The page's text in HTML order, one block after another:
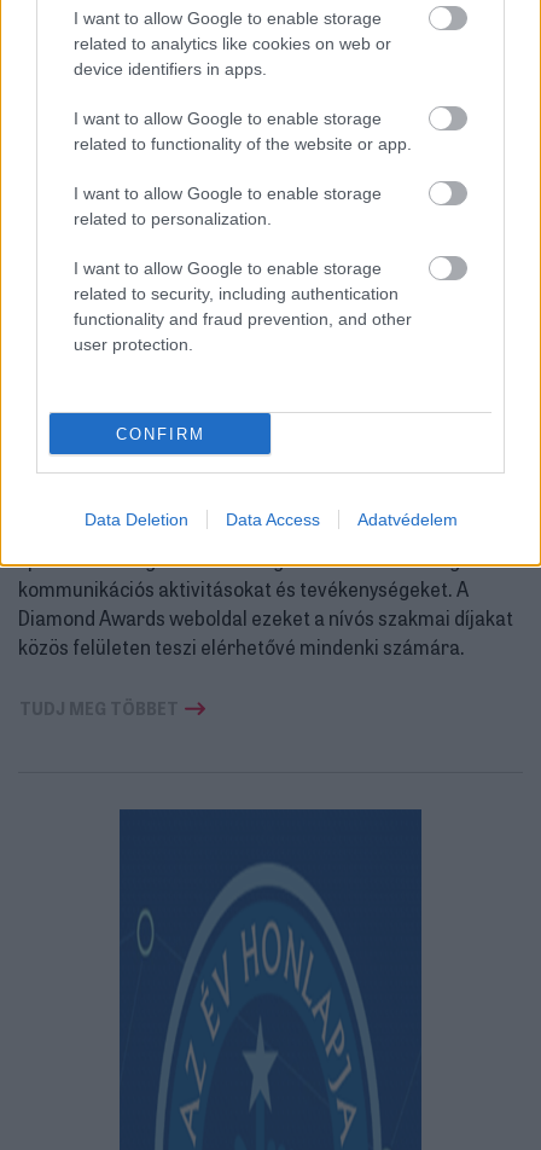
I want to allow Google to enable storage
related to analytics like cookies on web or
device identifiers in apps.
I want to allow Google to enable storage
related to functionality of the website or app.
I want to allow Google to enable storage
related to personalization.
I want to allow Google to enable storage
related to security, including authentication
functionality and fraud prevention, and other
user protection.
CONFIRM
Data Deletion Data Access Adatvédelem
Diamond Awards
A Magyar Marketing Szövetség kiemelt feladatának
szektorfüggetlen, valamint a városmarketing vagy a
sportmarketing területén megvalósított marketing- és
kommunikációs aktivitásokat és tevékenységeket. A
Diamond Awards weboldal ezeket a nívós szakmai díjakat
közös felületen teszi elérhetővé mindenki számára.